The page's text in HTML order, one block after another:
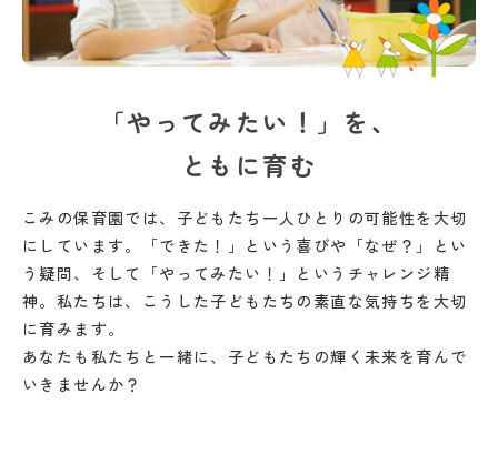
「やってみたい！」を、
ともに育む
こみの保育園では、子どもたち一人ひとりの可能性を大切
にしています。「できた！」という喜びや「なぜ？」とい
う疑問、そして「やってみたい！」というチャレンジ精
神。私たちは、こうした子どもたちの素直な気持ちを大切
に育みます。
あなたも私たちと一緒に、子どもたちの輝く未来を育んで
いきませんか？